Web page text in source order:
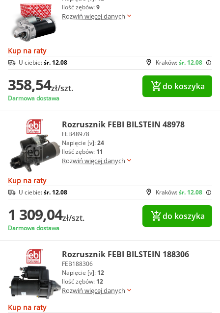
Ilość zębów:9
Rozwiń więcej danych
Kup na raty
Kraków:śr. 12.08
U ciebie:śr. 12.08
358,54zł/szt.
Darmowa dostawa
do koszyka
Rozrusznik FEBI BILSTEIN 48978
FEB48978
Napięcie [v]:24
Ilość zębów: 11
Rozwiń więcej danych
Kup na raty
Kraków:śr. 12.08
U ciebie:śr. 12.08
1 309,04zł/szt.
Darmowa dostawa
do koszyka
Rozrusznik FEBI BILSTEIN 188306
FEB188306
Napięcie [v]: 12
Ilość zębów: 12
Rozwiń więcej danych
Kup na raty